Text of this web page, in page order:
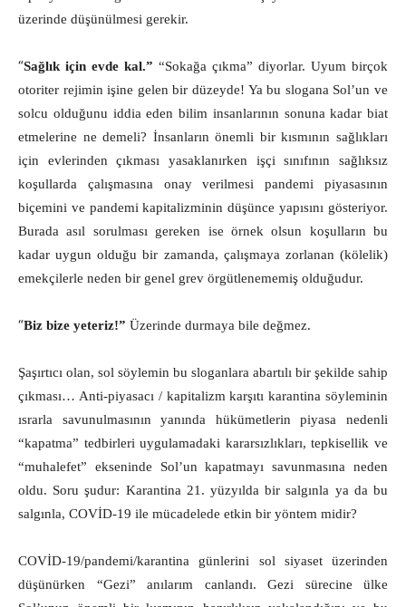
üzerinde düşünülmesi gerekir.
“Sağlık için evde kal.” “Sokağa çıkma” diyorlar. Uyum birçok
otoriter rejimin işine gelen bir düzeyde! Ya bu slogana Sol’un ve
solcu olduğunu iddia eden bilim insanlarının sonuna kadar biat
etmelerine ne demeli? İnsanların önemli bir kısmının sağlıkları
için evlerinden çıkması yasaklanırken işçi sınıfının sağlıksız
koşullarda çalışmasına onay verilmesi pandemi piyasasının
biçemini ve pandemi kapitalizminin düşünce yapısını gösteriyor.
Burada asıl sorulması gereken ise örnek olsun koşulların bu
kadar uygun olduğu bir zamanda, çalışmaya zorlanan (kölelik)
emekçilerle neden bir genel grev örgütlenememiş olduğudur.
“Biz bize yeteriz!” Üzerinde durmaya bile değmez.
Şaşırtıcı olan, sol söylemin bu sloganlara abartılı bir şekilde sahip
çıkması… Anti-piyasacı / kapitalizm karşıtı karantina söyleminin
ısrarla savunulmasının yanında hükümetlerin piyasa nedenli
“kapatma” tedbirleri uygulamadaki kararsızlıkları, tepkisellik ve
“muhalefet” ekseninde Sol’un kapatmayı savunmasına neden
oldu. Soru şudur: Karantina 21. yüzyılda bir salgınla ya da bu
salgınla, COVİD-19 ile mücadelede etkin bir yöntem midir?
COVİD-19/pandemi/karantina günlerini sol siyaset üzerinden
düşünürken “Gezi” anılarım canlandı. Gezi sürecine ülke